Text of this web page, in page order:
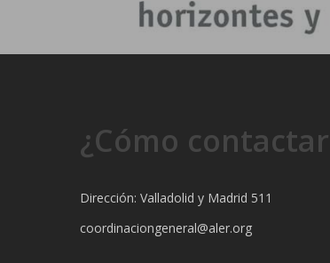
¿Cómo
Dirección: Valladolid y Madrid 511
coordinaciongeneral@aler.org